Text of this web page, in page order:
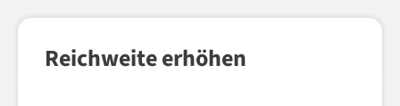
Reichweite erhöhen